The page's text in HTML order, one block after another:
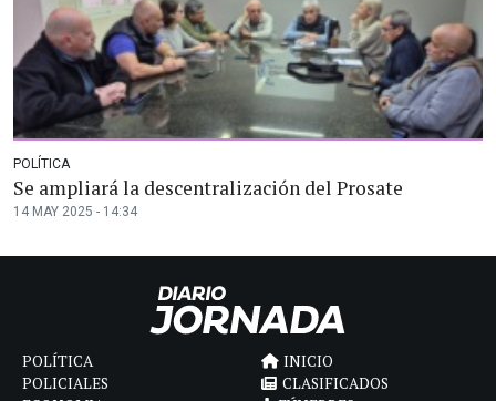
POLÍTICA
Se ampliará la descentralización del Prosate
14 MAY 2025 - 14:34
POLÍTICA
POLICIALES
INICIO
CLASIFICADOS